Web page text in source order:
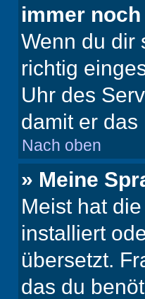
immer
Wenn du dir
richtig
Uhr des
damit er
Nach oben
» Meine
Meist hat
installiert
übersetzt.
das du